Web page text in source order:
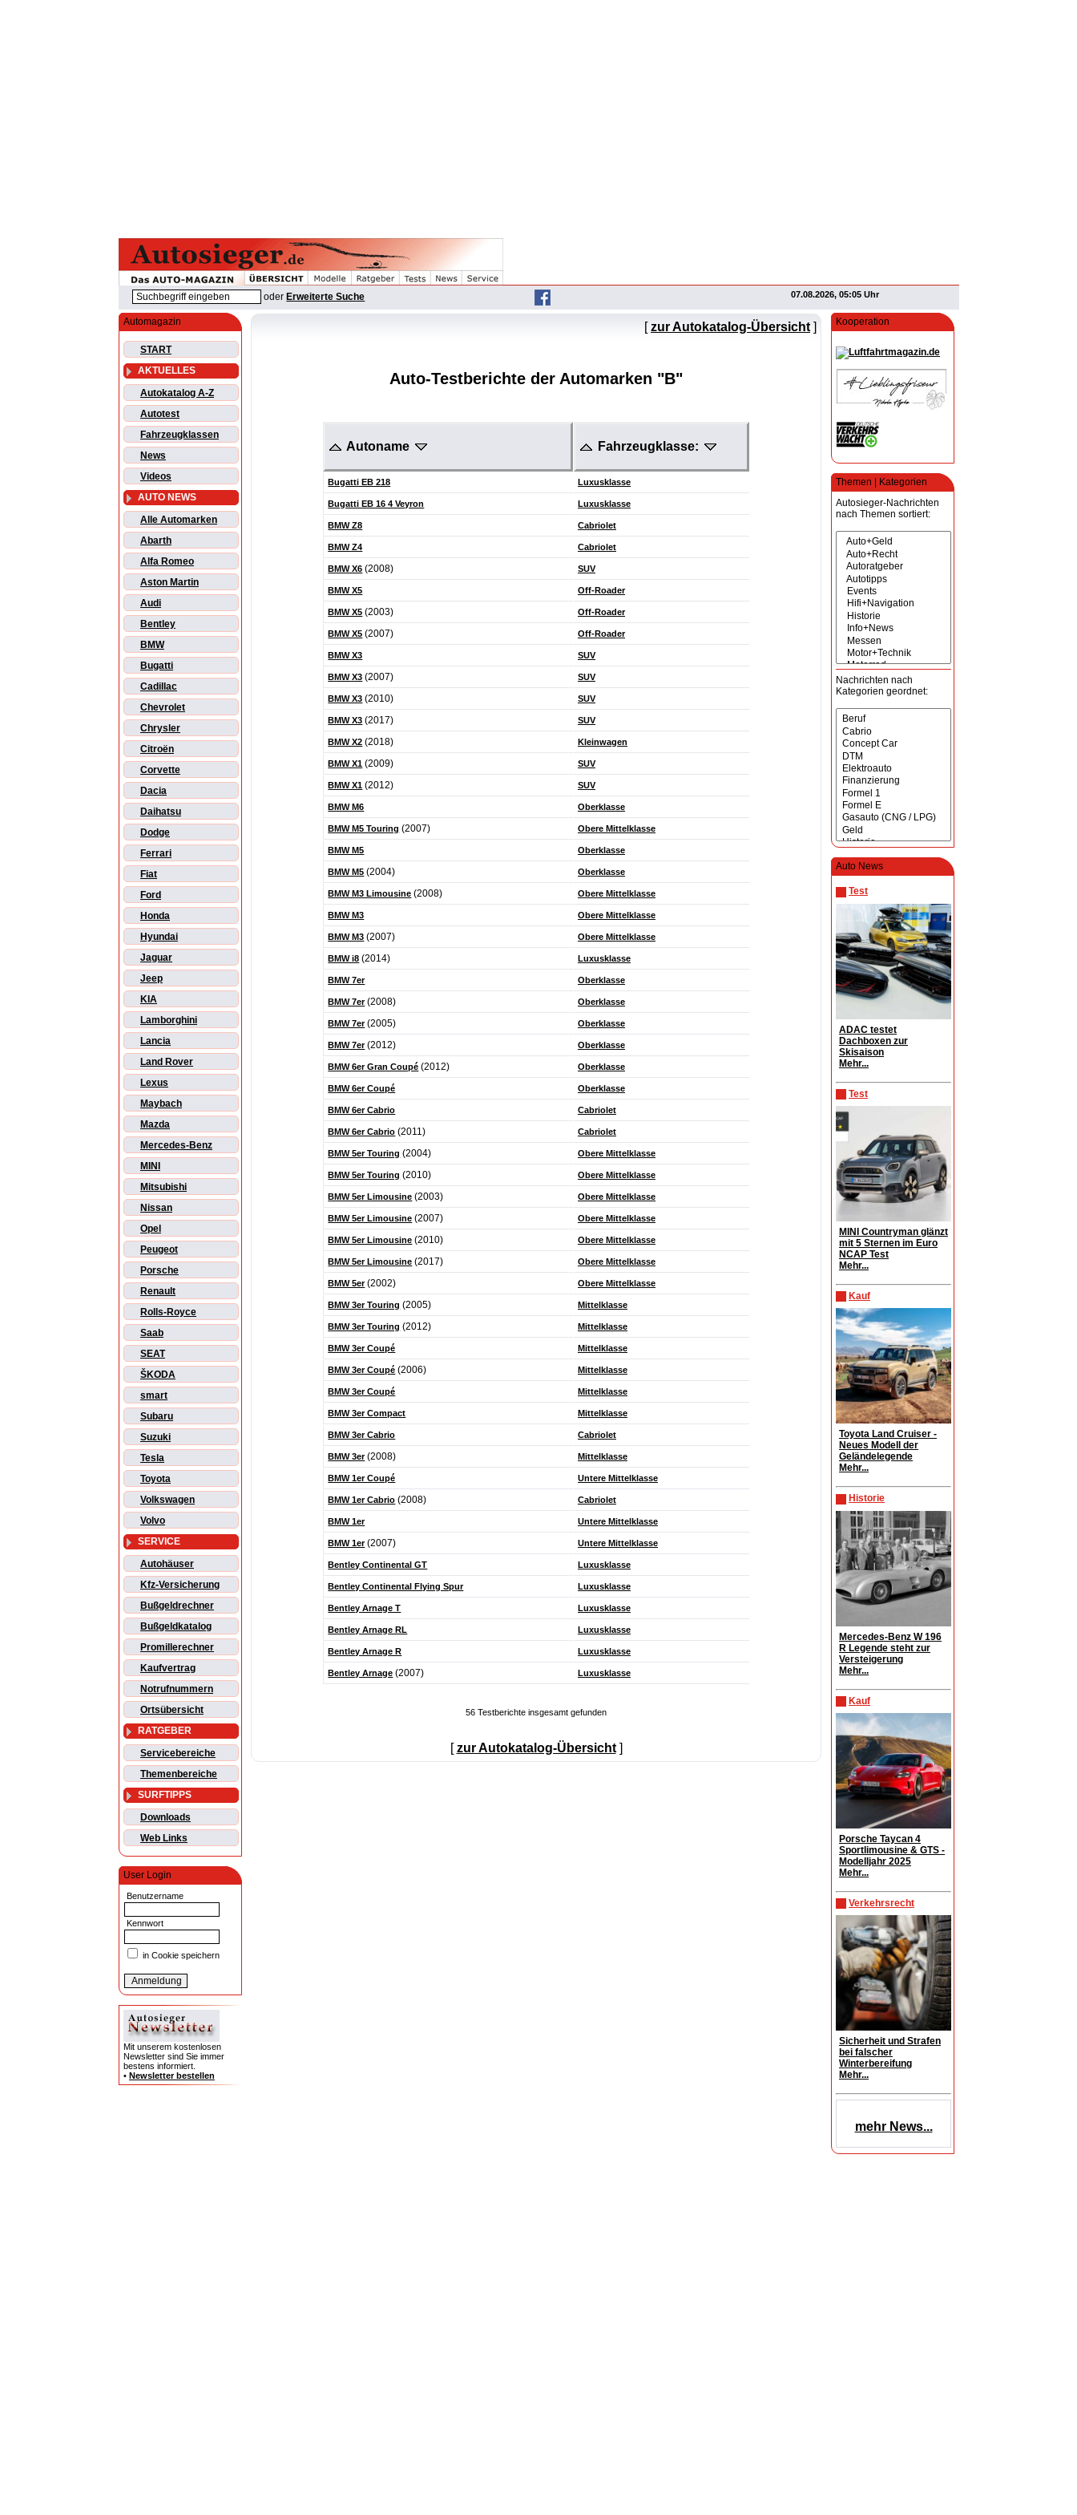
oder Erweiterte Suche 07.08.2026, 05:05 Uhr
Automagazin
START
AKTUELLES
Autokatalog A-Z
Autotest
Fahrzeugklassen
News
Videos
AUTO NEWS
Alle Automarken
Abarth
Alfa Romeo
Aston Martin
Audi
Bentley
BMW
Bugatti
Cadillac
Chevrolet
Chrysler
Citroën
Corvette
Dacia
Daihatsu
Dodge
Ferrari
Fiat
Ford
Honda
Hyundai
Jaguar
Jeep
KIA
Lamborghini
Lancia
Land Rover
Lexus
Maybach
Mazda
Mercedes-Benz
MINI
Mitsubishi
Nissan
Opel
Peugeot
Porsche
Renault
Rolls-Royce
Saab
SEAT
ŠKODA
smart
Subaru
Suzuki
Tesla
Toyota
Volkswagen
Volvo
SERVICE
Autohäuser
Kfz-Versicherung
Bußgeldrechner
Bußgeldkatalog
Promillerechner
Kaufvertrag
Notrufnummern
Ortsübersicht
RATGEBER
Servicebereiche
Themenbereiche
SURFTIPPS
Downloads
Web Links
User Login
Benutzername
Kennwort
in Cookie speichern
Mit unserem kostenlosen
Newsletter sind Sie immer
bestens informiert.
• Newsletter bestellen
Kooperation
Themen | Kategorien
Autosieger-Nachrichten
nach Themen sortiert:
Nachrichten nach
Kategorien geordnet:
Auto News
Test
ADAC testet
Dachboxen zur
Skisaison
Mehr...
Test
MINI Countryman glänzt
mit 5 Sternen im Euro
NCAP Test
Mehr...
Kauf
Toyota Land Cruiser -
Neues Modell der
Geländelegende
Mehr...
Historie
Mercedes-Benz W 196
R Legende steht zur
Versteigerung
Mehr...
Kauf
Porsche Taycan 4
Sportlimousine & GTS -
Modelljahr 2025
Mehr...
Verkehrsrecht
Sicherheit und Strafen
bei falscher
Winterbereifung
Mehr...
mehr News...
zur Autokatalog-Übersicht]
Auto-Testberichte der Automarken "B"
Autoname Fahrzeugklasse:
Bugatti EB 218 Luxusklasse
Bugatti EB 16 4 Veyron Luxusklasse
BMW Z8 Cabriolet
BMW Z4 Cabriolet
BMW X6 (2008) SUV
BMW X5 Off-Roader
BMW X5 (2003) Off-Roader
BMW X5 (2007) Off-Roader
BMW X3 SUV
BMW X3 (2007) SUV
BMW X3 (2010) SUV
BMW X3 (2017) SUV
BMW X2 (2018) Kleinwagen
BMW X1 (2009) SUV
BMW X1 (2012) SUV
BMW M6 Oberklasse
BMW M5 Touring (2007) Obere Mittelklasse
BMW M5 Oberklasse
BMW M5 (2004) Oberklasse
BMW M3 Limousine (2008) Obere Mittelklasse
BMW M3 Obere Mittelklasse
BMW M3 (2007) Obere Mittelklasse
BMW i8 (2014) Luxusklasse
BMW 7er Oberklasse
BMW 7er(2008) Oberklasse
BMW 7er(2005) Oberklasse
BMW 7er(2012) Oberklasse
BMW 6er Gran Coupé (2012) Oberklasse
BMW 6er Coupé Oberklasse
BMW 6er Cabrio Cabriolet
BMW 6er Cabrio (2011) Cabriolet
BMW 5er Touring (2004) Obere Mittelklasse
BMW 5er Touring (2010) Obere Mittelklasse
BMW 5er Limousine (2003) Obere Mittelklasse
BMW 5er Limousine (2007) Obere Mittelklasse
BMW 5er Limousine (2010) Obere Mittelklasse
BMW 5er Limousine (2017) Obere Mittelklasse
BMW 5er(2002) Obere Mittelklasse
BMW 3er Touring (2005) Mittelklasse
BMW 3er Touring (2012) Mittelklasse
BMW 3er Coupé Mittelklasse
BMW 3er Coupé (2006) Mittelklasse
BMW 3er Coupé Mittelklasse
BMW 3er Compact Mittelklasse
BMW 3er Cabrio Cabriolet
BMW 3er(2008) Mittelklasse
BMW 1er Coupé Untere Mittelklasse
BMW 1er Cabrio (2008) Cabriolet
BMW 1er Untere Mittelklasse
BMW 1er(2007) Untere Mittelklasse
Bentley Continental GT Luxusklasse
Bentley Continental Flying Spur Luxusklasse
Bentley Arnage T Luxusklasse
Bentley Arnage RL Luxusklasse
Bentley Arnage R Luxusklasse
Bentley Arnage (2007) Luxusklasse
56 Testberichte insgesamt gefunden
[zur Autokatalog-Übersicht]